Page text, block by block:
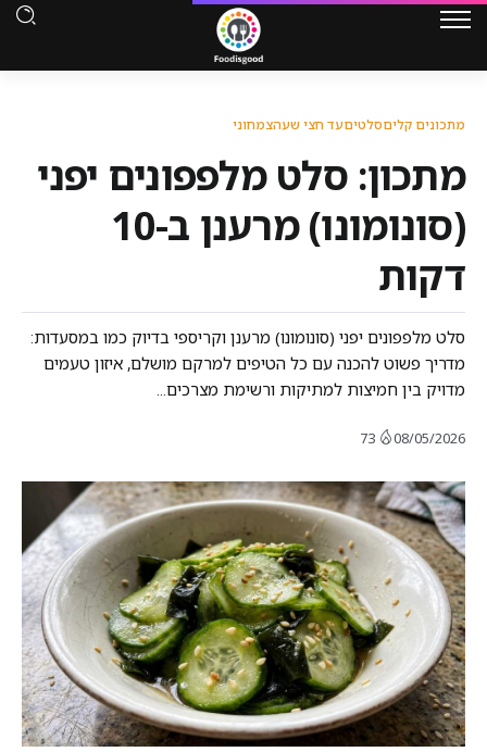
מתכונים קליםסלטיםעד חצי שעהצמחוני
מתכון: סלט מלפפונים יפני
(סונומונו) מרענן ב-10
דקות
סלט מלפפונים יפני (סונומונו) מרענן וקריספי בדיוק כמו במסעדות:
מדריך פשוט להכנה עם כל הטיפים למרקם מושלם, איזון טעמים
מדויק בין חמיצות למתיקות ורשימת מצרכים...
08/05/2026
73